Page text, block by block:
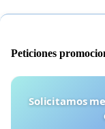
Peticiones
Solicitamos